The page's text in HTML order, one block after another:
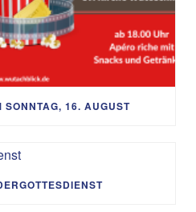
SONNTAG, 16. AUGUST